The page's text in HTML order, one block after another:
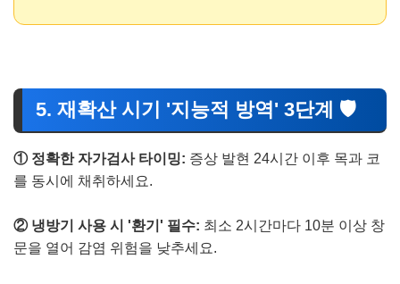
5. 재확산 시기 '지능적 방역' 3단계 🛡️
① 정확한 자가검사 타이밍: 증상 발현 24시간 이후 목과 코
를 동시에 채취하세요.
② 냉방기 사용 시 '환기' 필수: 최소 2시간마다 10분 이상 창
문을 열어 감염 위험을 낮추세요.